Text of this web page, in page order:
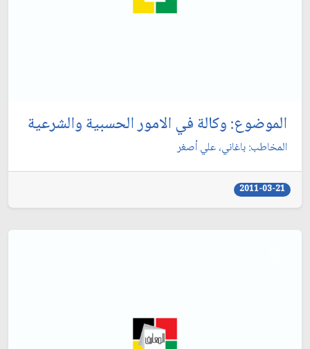
الموضوع: وكالة في الامور الحسبية والشرعية
المخاطب: باغاني، علي أصغر
2011-03-21